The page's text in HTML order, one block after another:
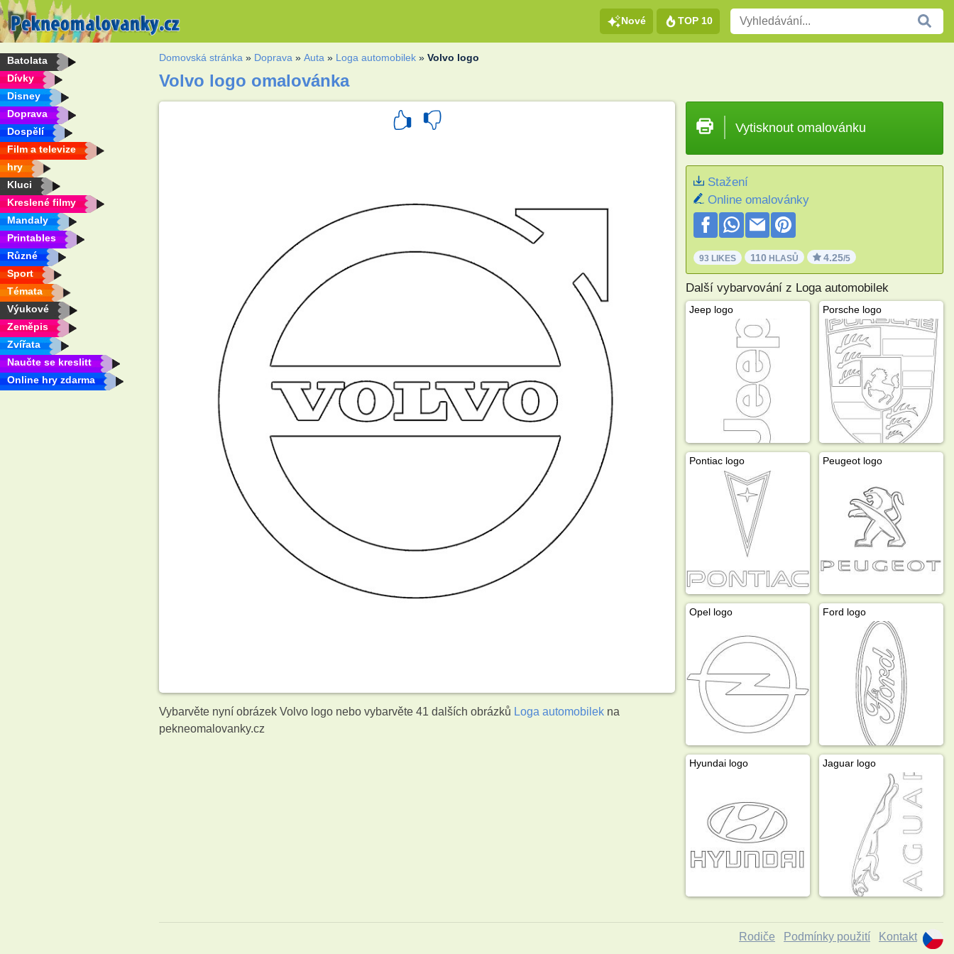
Nové TOP 10
Batolata
Dívky
Disney
Doprava
Dospělí
Film a televize
hry
Kluci
Kreslené filmy
Mandaly
Printables
Různé
Sport
Témata
Výukové
Zeměpis
Zvířata
Naučte se kreslitt
Online hry zdarma
Domovská stránka » Doprava »Auta » Loga automobilek »Volvo logo
Volvo logo omalovánka
Vybarvěte nyní obrázek Volvo logo nebo vybarvěte 41 dalších obrázků Loga automobilek na
pekneomalovanky.cz
Vytisknout omalovánku
Stažení
Online omalovánky
93 LIKES 110 HLASŮ 4.25/5
Další vybarvování z Loga automobilek
Jeep logo Porsche logo
Pontiac logo Peugeot logo
Opel logo Ford logo
Hyundai logo Jaguar logo
Rodiče Podmínky použití Kontakt